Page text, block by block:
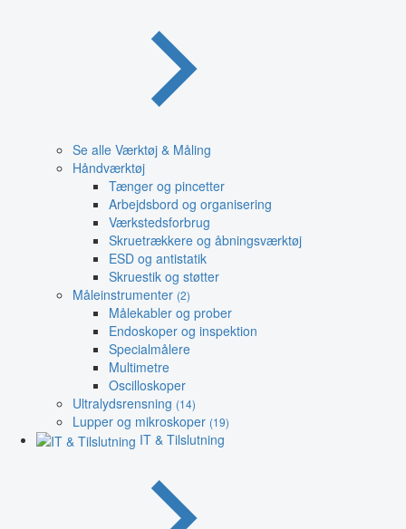
Se alle Værktøj & Måling
Håndværktøj
Tænger og pincetter
Arbejdsbord og organisering
Værkstedsforbrug
Skruetrækkere og åbningsværktøj
ESD og antistatik
Skruestik og støtter
Måleinstrumenter (2)
Målekabler og prober
Endoskoper og inspektion
Specialmålere
Multimetre
Oscilloskoper
Ultralydsrensning (14)
Lupper og mikroskoper (19)
IT & Tilslutning